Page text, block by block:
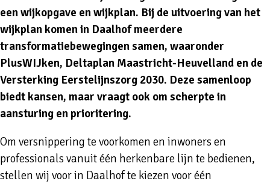
een wijkopgave en wijkplan. Bij de uitvoering van het
wijkplan komen in Daalhof meerdere
transformatiebewegingen samen, waaronder
PlusWIJken, Deltaplan Maastricht-Heuvelland en de
Versterking Eerstelijnszorg 2030. Deze samenloop
biedt kansen, maar vraagt ook om scherpte in
aansturing en prioritering.
Om versnippering te voorkomen en inwoners en
professionals vanuit één herkenbare lijn te bedienen,
stellen wij voor in Daalhof te kiezen voor één